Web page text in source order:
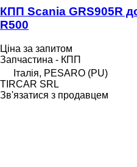
КПП Scania GRS905R
R500
Ціна за запитом
Запчастина - КПП
Італія, PESARO (PU)
TIRCAR SRL
Зв'язатися з продавцем